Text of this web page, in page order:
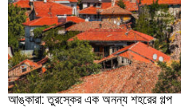
আঙ্কারা: তুরস্কের এক অনন্য শহরের গল্প